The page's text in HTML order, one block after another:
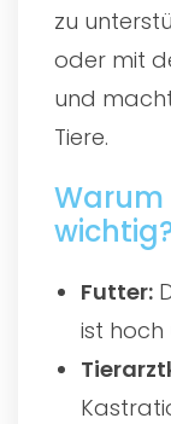
zu
oder mit
und
Tiere.
Warum
Futter:
ist hoch